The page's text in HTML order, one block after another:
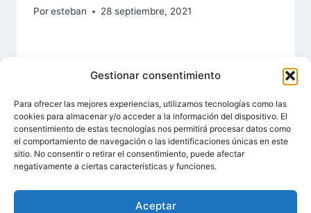
Gestionar consentimiento
Para ofrecer las mejores experiencias, utilizamos tecnologías como las
cookies para almacenar y/o acceder a la información del dispositivo. El
consentimiento de estas tecnologías nos permitirá procesar datos como
el comportamiento de navegación o las identificaciones únicas en este
sitio. No consentir o retirar el consentimiento, puede afectar
negativamente a ciertas características y funciones.
Aceptar
Poresteban 28 septiembre, 2021